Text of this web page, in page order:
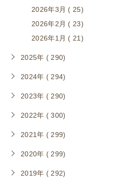
2026年3月 ( 25)
2026年2月 ( 23)
2026年1月 ( 21)
2025年 ( 290)
2024年 ( 294)
2023年 ( 290)
2022年 ( 300)
2021年 ( 299)
2020年 ( 299)
2019年 ( 292)